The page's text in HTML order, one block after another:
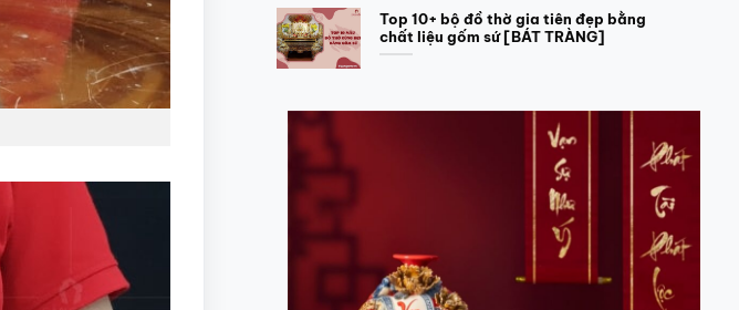
Top 10+ bộ đồ thờ gia tiên đẹp bằng
chất liệu gốm sứ [BÁT TRÀNG]